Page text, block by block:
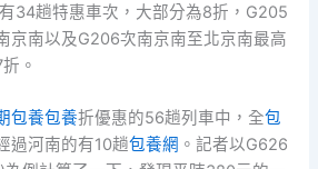
34趟特惠車次，大部分為8折，G205
京南以及G206次南京南至北京南最高
。
包養包養折優惠的56趟列車中，全包
過河南的有10趟包養網 。記者以G626